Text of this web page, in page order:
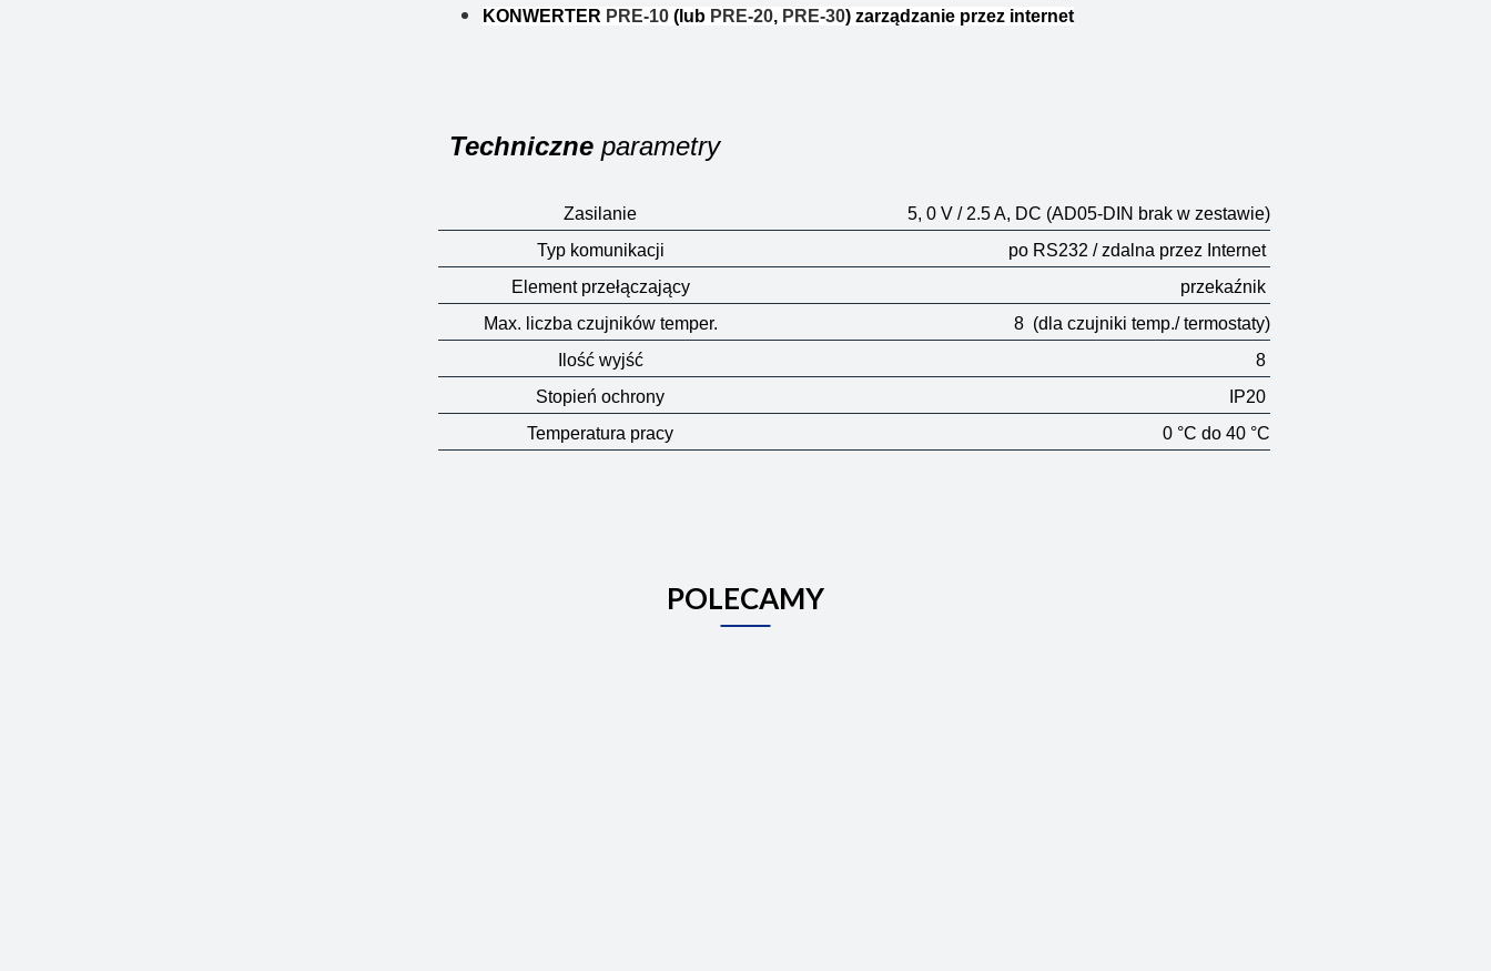
KONWERTER PRE-10(lubPRE-20, PRE-30) zarządzanie przez internet
Techniczneparametry
Zasilanie 5, 0 V / 2.5 A, DC (AD05-DIN brak w zestawie)
Typ komunikacji
po RS232 / zdalna przez Internet
Element przełączający
przekaźnik
Max. liczba czujników temper.
8 (dla czujniki temp./ termostaty)
Ilość wyjść
8
Stopień ochrony
IP20
Temperatura pracy
0 °C do 40 °C
POLECAMY